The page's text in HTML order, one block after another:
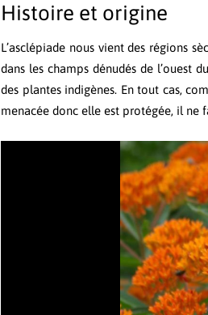
Histoire et origine
L’asclépiade nous vient des régions
dans les champs dénudés de l’ouest
des plantes indigènes. En tout cas,
menacée donc elle est protégée, il ne